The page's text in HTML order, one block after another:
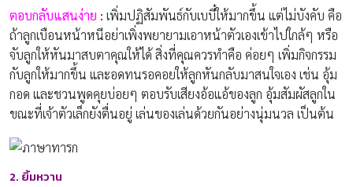
ตอบกลับแสนง่าย : เพิ่มปฏิสัมพันธ์กับเบบี๋ให้มากขึ้น แต่ไม่บังคับ คือ
ถ้าลูกเบือนหน้าหนีอย่าเพิ่งพยายามเอาหน้าตัวเองเข้าไปใกล้ๆ หรือ
จับลูกให้หันมาสบตาคุณให้ได้ สิ่งที่คุณควรทำคือ ค่อยๆ เพิ่มกิจกรรม
กับลูกให้มากขึ้น และอดทนรอคอยให้ลูกหันกลับมาสนใจเอง เช่น อุ้ม
กอด และชวนพูดคุยบ่อยๆ ตอบรับเสียงอ้อแอ้ของลูก อุ้มสัมผัสลูกใน
ขณะที่เจ้าตัวเล็กยังตื่นอยู่ เล่นของเล่นด้วยกันอย่างนุ่มนวล เป็นต้น
2. ยิ้มหวาน